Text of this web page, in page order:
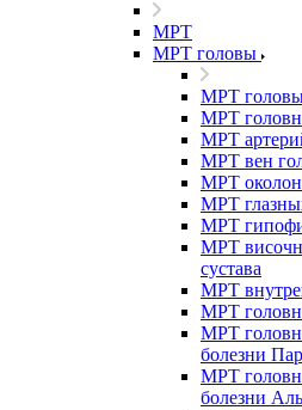
МРТ
МРТ головы
МРТ
МРТ
МРТ
МРТ вен
МРТ
МРТ
МРТ
МРТ
сустава
МРТ
МРТ
МРТ
болезни
МРТ
болезни